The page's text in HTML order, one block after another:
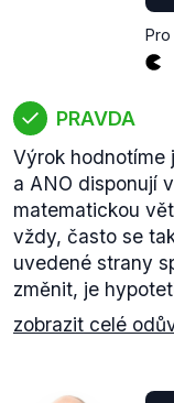
Pro
PRAVDA
Výrok hodnotíme
a ANO disponují
matematickou
vždy, často se
uvedené strany
změnit, je
zobrazit celé